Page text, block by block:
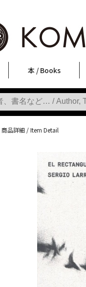
本 / Books
写真集
Photobooks
ファッション
Fashion
アート / 美術
Art
文学・人文
Literature & Humanities
日本文化
Japanese Culture
新刊
New Books
SALE
SALE
商品詳細 / Item Detail